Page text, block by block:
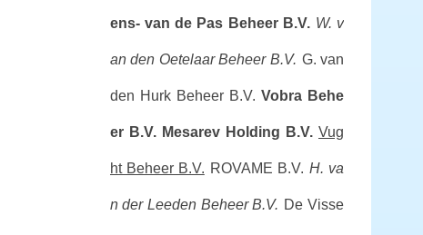
ens- van de Pas Beheer B.V. W. v
an den Oetelaar Beheer B.V. G. van
den Hurk Beheer B.V. Vobra Behe
er B.V. Mesarev Holding B.V. Vug
ht Beheer B.V. ROVAME B.V. H. va
n der Leeden Beheer B.V. De Visse